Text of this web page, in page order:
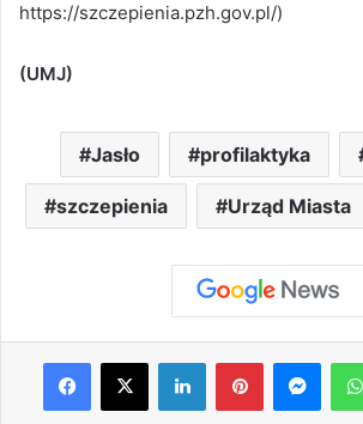
https://szczepienia.pzh.gov.pl/)
(UMJ)
Jasło profilaktyka
szczepienia Urząd Miasta
Facebook
X LinkedInPinterest